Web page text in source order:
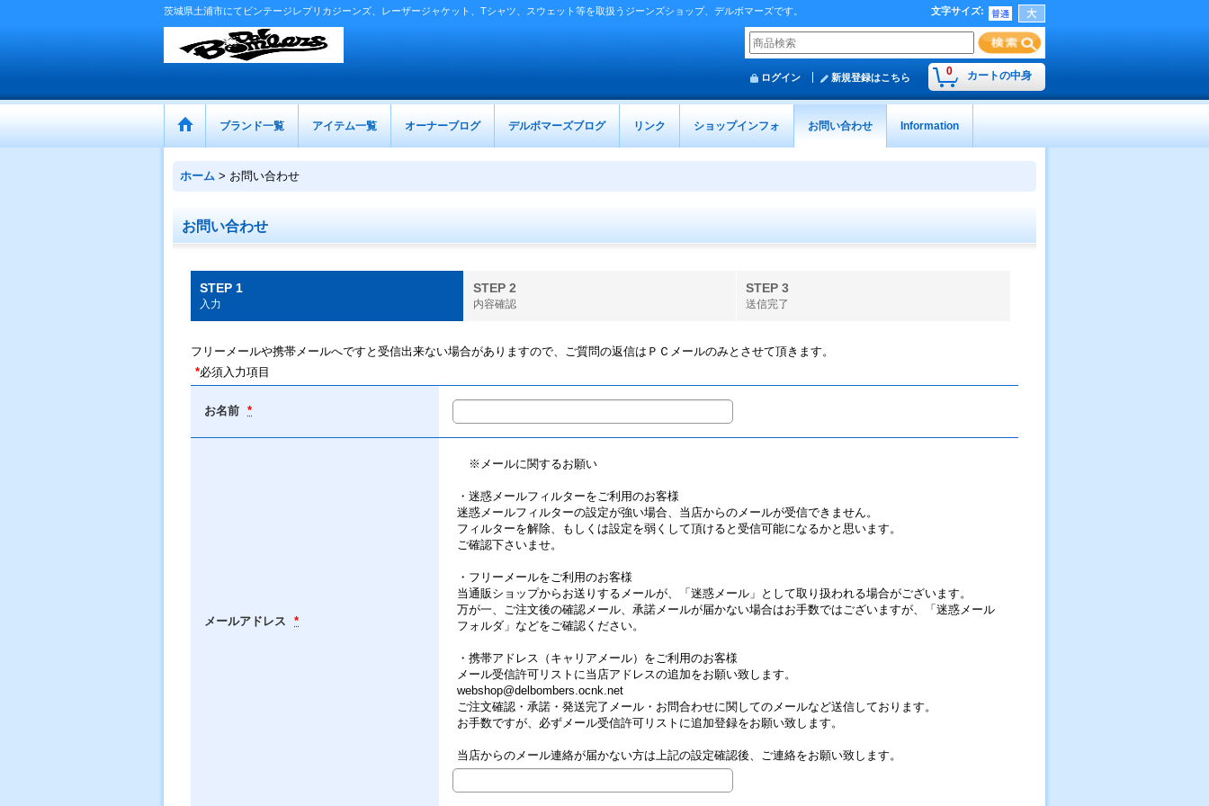
茨城県土浦市にてビンテージレプリカジーンズ、レーザージャケット、Tシャツ、スウェット等を取扱うジーンズショップ、デルボマーズです。 文字サイズ:
0 カートの中身
ログイン 新規登録はこちら
ブランド一覧 アイテム一覧 オーナーブログ デルボマーズブログ リンク ショップインフォ お問い合わせ Information
ホーム > お問い合わせ
お問い合わせ
STEP 1
入力
STEP 2
内容確認
STEP 3
送信完了
フリーメールや携帯メールへですと受信出来ない場合がありますので、ご質問の返信はＰＣメールのみとさせて頂きます。
*必須入力項目
お名前 *
メールアドレス *
※メールに関するお願い
・迷惑メールフィルターをご利用のお客様
迷惑メールフィルターの設定が強い場合、当店からのメールが受信できません。
フィルターを解除、もしくは設定を弱くして頂けると受信可能になるかと思います。
ご確認下さいませ。
・フリーメールをご利用のお客様
当通販ショップからお送りするメールが、「迷惑メール」として取り扱われる場合がございます。
万が一、ご注文後の確認メール、承諾メールが届かない場合はお手数ではございますが、「迷惑メール
フォルダ」などをご確認ください。
・携帯アドレス（キャリアメール）をご利用のお客様
メール受信許可リストに当店アドレスの追加をお願い致します。
webshop@delbombers.ocnk.net
ご注文確認・承諾・発送完了メール・お問合わせに関してのメールなど送信しております。
お手数ですが、必ずメール受信許可リストに追加登録をお願い致します。
当店からのメール連絡が届かない方は上記の設定確認後、ご連絡をお願い致します。